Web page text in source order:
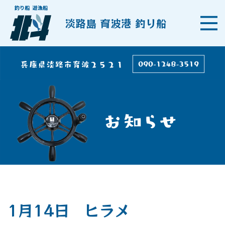
淡路島 育波港 釣り船
1月14日 ヒラメ